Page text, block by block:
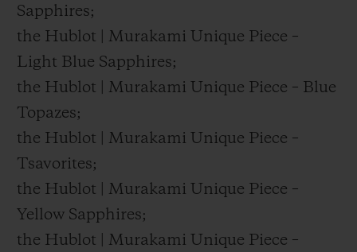
Sapphires;
the Hublot | Murakami Unique Piece –
Light Blue Sapphires;
the Hublot | Murakami Unique Piece – Blue
Topazes;
the Hublot | Murakami Unique Piece –
Tsavorites;
the Hublot | Murakami Unique Piece –
Yellow Sapphires;
the Hublot | Murakami Unique Piece –